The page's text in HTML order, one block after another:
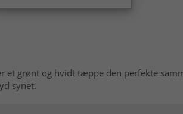
et grønt og hvidt tæppe den perfekte
synet.